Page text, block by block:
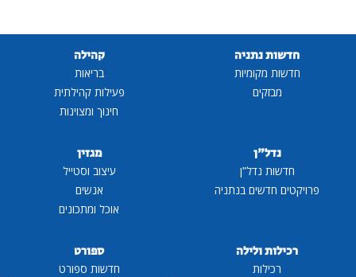
חדשות נתניה
חדשות מקומיות
מבזקים
קהילה
בריאות
פעילות קהילתית
חינוך ומצוינות
נדל"ן
חדשות נדל"ן
פרויקטים חדשים בנתניה
מגזין
עיצוב וסטייל
אנשים
אוכל ומתכונים
רכילות ולילה
רכילות
ספורט
חדשות ספורט